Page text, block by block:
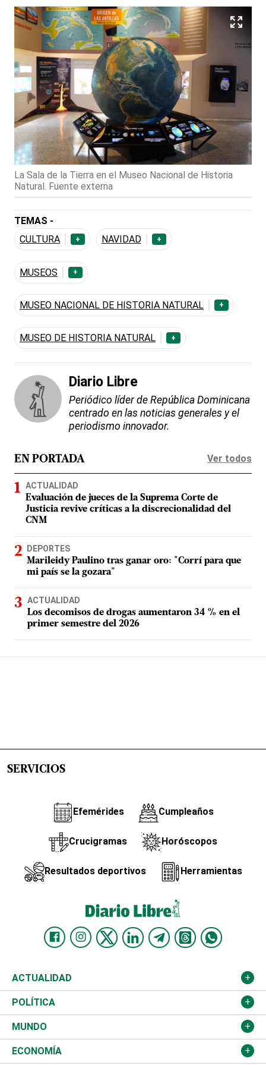
La Sala de la Tierra en el Museo Nacional de Historia
Natural. Fuente externa
TEMAS -
CULTURA
+ NAVIDAD +
MUSEOS +
MUSEO NACIONAL DE HISTORIA NATURAL +
MUSEO DE HISTORIA NATURAL +
Diario Libre
Periódico líder de República Dominicana
centrado en las noticias generales y el
periodismo innovador.
EN PORTADA Ver todos
ACTUALIDAD
Evaluación de jueces de la Suprema Corte de
Justicia revive críticas a la discrecionalidad del
CNM
DEPORTES
Marileidy Paulino tras ganar oro: "Corrí para que
mi país se la gozara"
ACTUALIDAD
Los decomisos de drogas aumentaron 34 % en el
primer semestre del 2026
SERVICIOS
Efemérides Cumpleaños
Crucigramas Horóscopos
Resultados deportivos Herramientas
ACTUALIDAD
Nacional
Ciudad
Educación
POLÍTICA
Partidos
JCE
MUNDO
Estados Unidos
ECONOMÍA